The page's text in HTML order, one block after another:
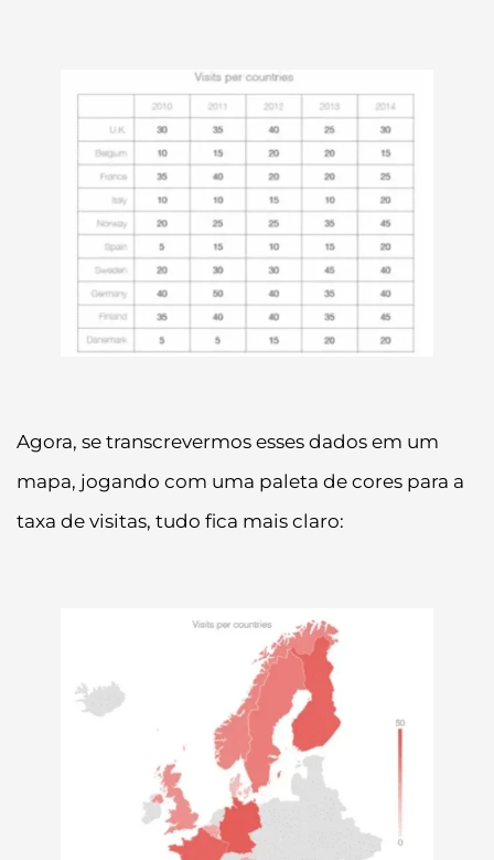
Agora, se transcrevermos esses dados em um
mapa, jogando com uma paleta de cores para a
taxa de visitas, tudo fica mais claro: